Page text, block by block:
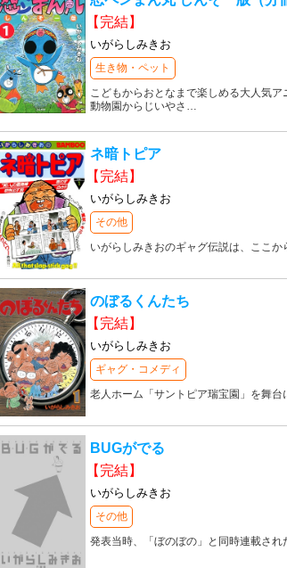
【完結】
いがらしみきお
生き物・ペット
こどもからおとなまで楽しめる大人気
動物園からじいやさ …
ネ暗トピア
【完結】
いがらしみきお
その他
いがらしみきおのギャグ伝説は、ここ
のぼるくんたち
【完結】
いがらしみきお
ギャグ・コメディ
老人ホーム「サントピア瑞宝園」を舞台
BUGがでる
【完結】
いがらしみきお
その他
発表当時、「ぼのぼの」と同時連載され